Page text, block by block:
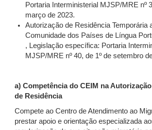
Portaria Interministerial MJSP/MRE nº
março de 2023.
Autorização de Residência Temporária
Comunidade dos Países de Língua
, Legislação específica: Portaria
MJSP/MRE nº 40, de 1º de setembro
a) Competência do CEIM na
de Residência
Compete ao Centro de Atendimento ao
prestar apoio e orientação especializada